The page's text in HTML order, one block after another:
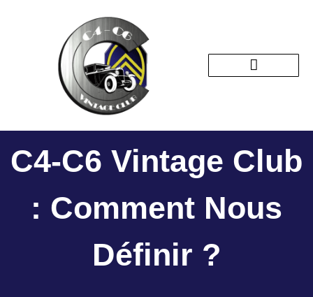
C4-C6 Vintage Club
: Comment Nous
Définir ?